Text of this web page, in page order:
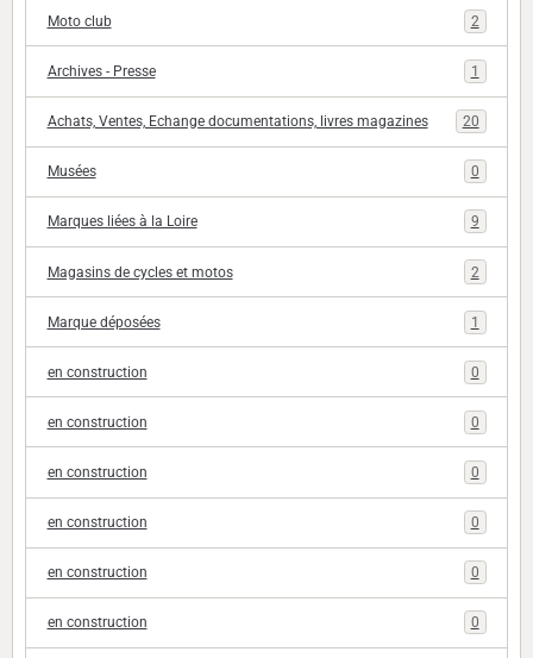
Moto club 2
Archives - Presse 1
Achats, Ventes, Echange documentations, livres magazines 20
Musées 0
Marques liées à la Loire 9
Magasins de cycles et motos 2
Marque déposées 1
en construction 0
en construction 0
en construction 0
en construction 0
en construction 0
en construction 0